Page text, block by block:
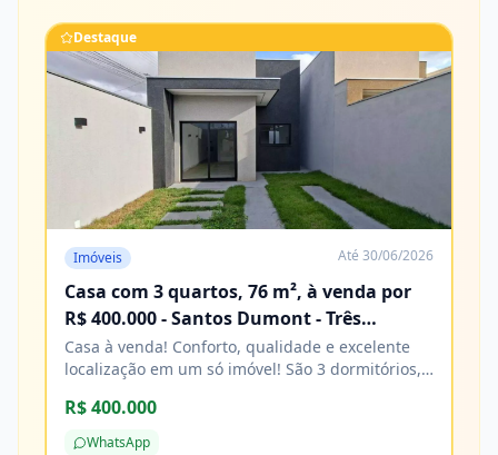
Destaque
Imóveis Até 30/06/2026
Casa com 3 quartos, 76 m², à venda por
R$ 400.000 - Santos Dumont - Três
Lagoas/MS
Casa à venda! Conforto, qualidade e excelente
localização em um só imóvel! São 3 dormitórios,
com acabamento impecável e excelente padrão
de construção. Agende sua visita e venha
R$ 400.000
WhatsApp